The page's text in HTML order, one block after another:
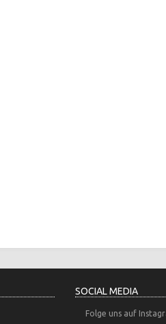
SOCIAL MEDIA
Folge uns auf